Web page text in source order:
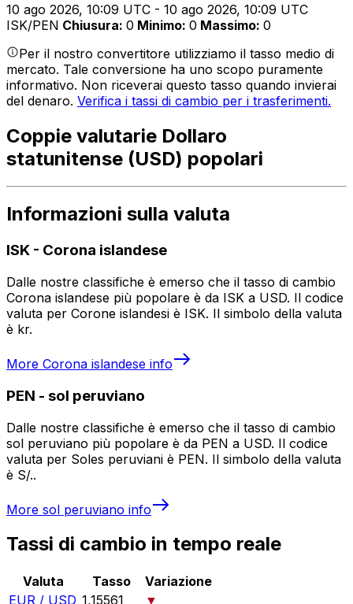
10 ago 2026, 10:09 UTC - 10 ago 2026, 10:09 UTC
ISK/PEN Chiusura: 0 Minimo: 0 Massimo: 0
Per il nostro convertitore utilizziamo il tasso medio di
mercato. Tale conversione ha uno scopo puramente
informativo. Non riceverai questo tasso quando invierai
del denaro. Verifica i tassi di cambio per i trasferimenti.
Coppie valutarie Dollaro
statunitense (USD) popolari
Informazioni sulla valuta
ISK - Corona islandese
Dalle nostre classifiche è emerso che il tasso di cambio
Corona islandese più popolare è da ISK a USD. Il codice
valuta per Corone islandesi è ISK. Il simbolo della valuta
è kr.
More Corona islandese info
PEN - sol peruviano
Dalle nostre classifiche è emerso che il tasso di cambio
sol peruviano più popolare è da PEN a USD. Il codice
valuta per Soles peruviani è PEN. Il simbolo della valuta
è S/..
More sol peruviano info
Tassi di cambio in tempo reale
Valuta Tasso
Variazione
EUR / USD 1,15561
▼